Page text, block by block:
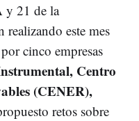
y 21 de la
realizando este mes
cinco empresas
Centro
(CENER),
retos sobre